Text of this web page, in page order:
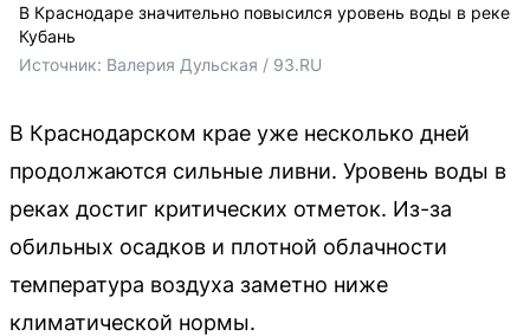
В Краснодаре значительно повысился уровень воды в реке
Кубань
Источник: Валерия Дульская / 93.RU
В Краснодарском крае уже несколько дней
продолжаются сильные ливни. Уровень воды в
реках достиг критических отметок. Из-за
обильных осадков и плотной облачности
температура воздуха заметно ниже
климатической нормы.